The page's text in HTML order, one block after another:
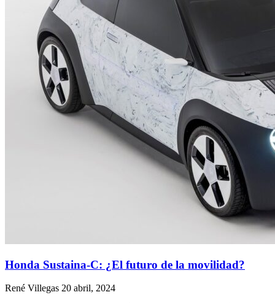
Honda Sustaina-C: ¿El futuro de la movilidad?
René Villegas 20 abril, 2024